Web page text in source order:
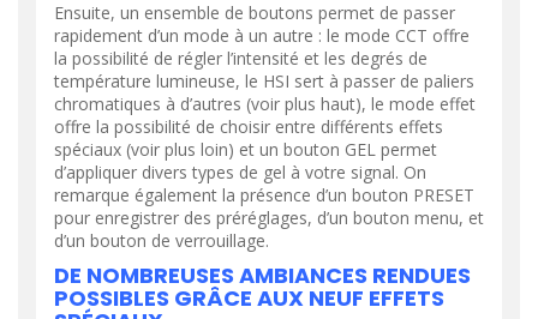
Ensuite, un ensemble de boutons permet de passer
rapidement d’un mode à un autre : le mode CCT offre
la possibilité de régler l’intensité et les degrés de
température lumineuse, le HSI sert à passer de paliers
chromatiques à d’autres (voir plus haut), le mode effet
offre la possibilité de choisir entre différents effets
spéciaux (voir plus loin) et un bouton GEL permet
d’appliquer divers types de gel à votre signal. On
remarque également la présence d’un bouton PRESET
pour enregistrer des préréglages, d’un bouton menu, et
d’un bouton de verrouillage.
DE NOMBREUSES AMBIANCES RENDUES
POSSIBLES GRÂCE AUX NEUF EFFETS